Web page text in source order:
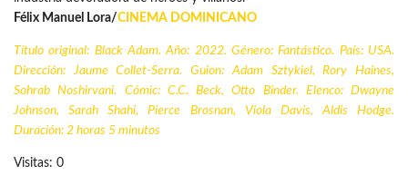
Félix Manuel Lora/CINEMA DOMINICANO
Título original: Black Adam. Año: 2022. Género: Fantástico. País: USA.
Dirección: Jaume Collet-Serra. Guion: Adam Sztykiel, Rory Haines,
Sohrab Noshirvani. Cómic: C.C. Beck, Otto Binder. Elenco: Dwayne
Johnson, Sarah Shahi, Pierce Brosnan, Viola Davis, Aldis Hodge.
Duración: 2 horas 5 minutos
Visitas: 0